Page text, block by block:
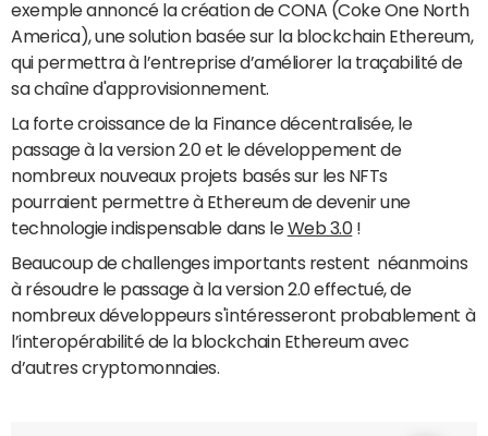
exemple annoncé la création de CONA (Coke One North
America), une solution basée sur la blockchain Ethereum,
qui permettra à l’entreprise d’améliorer la traçabilité de
sa chaîne d'approvisionnement.
La forte croissance de la Finance décentralisée, le
passage à la version 2.0 et le développement de
nombreux nouveaux projets basés sur les NFTs
pourraient permettre à Ethereum de devenir une
technologie indispensable dans leWeb 3.0!
Beaucoup de challenges importants restent néanmoins
à résoudre le passage à la version 2.0 effectué, de
nombreux développeurs s'intéresseront probablement à
l’interopérabilité de la blockchain Ethereum avec
d’autres cryptomonnaies.